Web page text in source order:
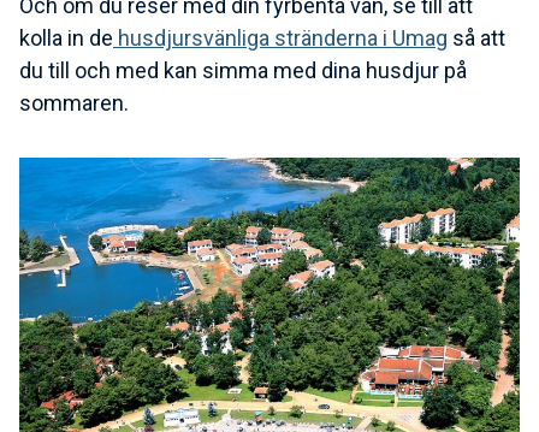
kolla in de husdjursvänliga stränderna i Umag så att
du till och med kan simma med dina husdjur på
sommaren.